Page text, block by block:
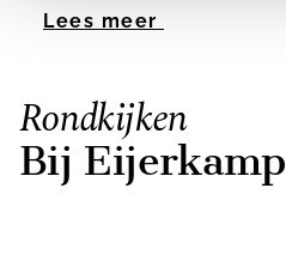
Lees meer
Rondkijken
Bij Eijerkamp